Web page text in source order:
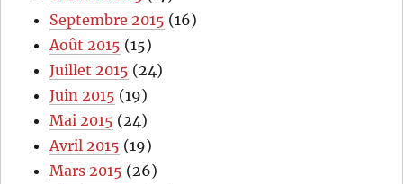
Septembre 2015 (16)
Août 2015 (15)
Juillet 2015 (24)
Juin 2015 (19)
Mai 2015 (24)
Avril 2015 (19)
Mars 2015 (26)